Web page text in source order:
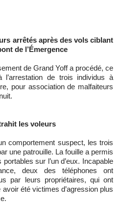
arrêtés après des vols ciblant
de l’Émergence
de Grand Yoff a procédé, ce
de trois individus à
pour association de malfaiteurs
les voleurs
comportement suspect, les trois
une patrouille. La fouille a permis
sur l’un d’eux. Incapable
deux des téléphones ont
par leurs propriétaires, qui ont
été victimes d’agression plus